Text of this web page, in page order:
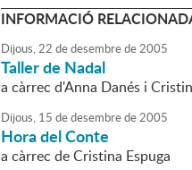
INFORMACIÓ
Dijous,22 dedesembrede2005
Taller de Nadal
a càrrec d'Anna Danés i
Dijous, 15 dedesembrede2005
Hora del Conte
a càrrec de Cristina Espuga